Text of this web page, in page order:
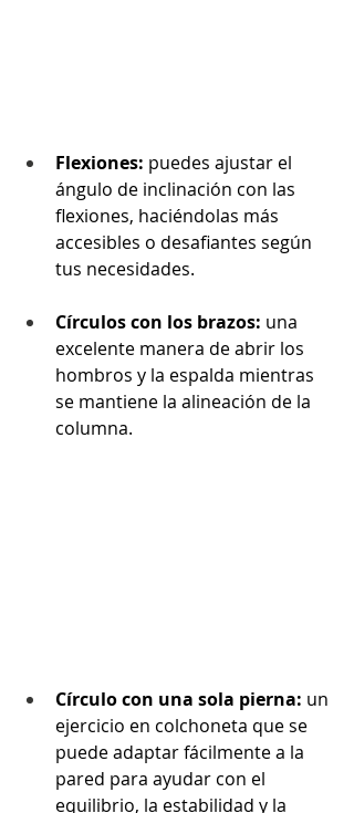
Flexiones: puedes ajustar el
ángulo de inclinación con las
flexiones, haciéndolas más
accesibles o desafiantes según
tus necesidades.
Círculos con los brazos: una
excelente manera de abrir los
hombros y la espalda mientras
se mantiene la alineación de la
columna.
Círculo con una sola pierna: un
ejercicio en colchoneta que se
puede adaptar fácilmente a la
pared para ayudar con el
equilibrio, la estabilidad y la